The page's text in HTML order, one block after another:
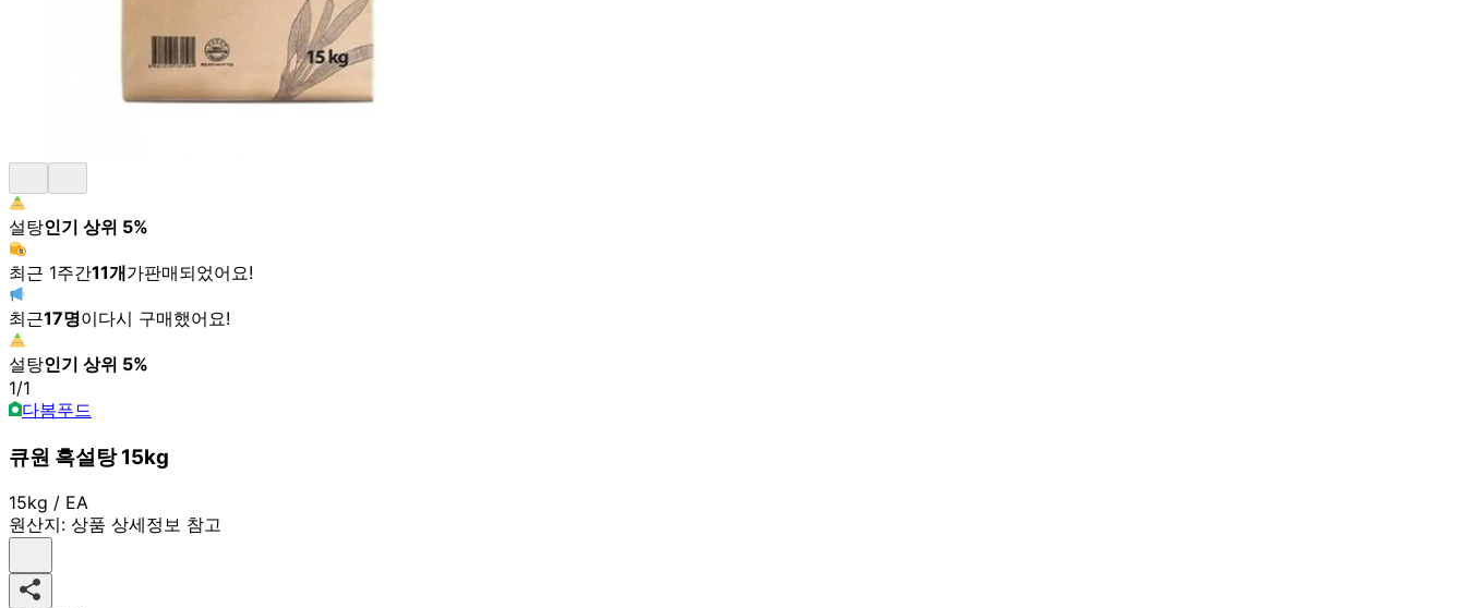
설탕인기 상위 5%
최근 1주간11개가판매되었어요!
최근17명이다시 구매했어요!
설탕인기 상위 5%
1/1
다봄푸드
큐원 흑설탕 15kg
15kg / EA
원산지: 상품 상세정보 참고